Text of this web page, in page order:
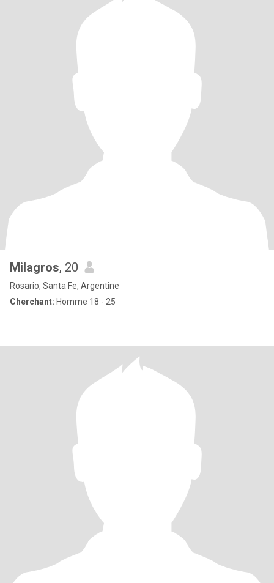
Milagros, 20
Rosario, Santa Fe, Argentine
Cherchant: Homme 18 - 25